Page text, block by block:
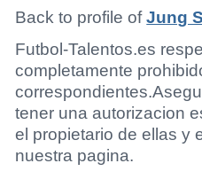
Back to profile ofJung
Futbol-Talentos.es
completamente
tener una autorizacion
el propietario de ellas y
nuestra pagina.